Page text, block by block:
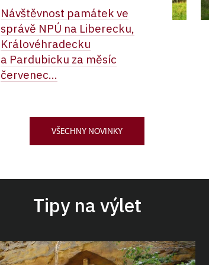
Návštěvnost památek ve
správě NPÚ na Liberecku,
Královéhradecku
a Pardubicku za měsíc
červenec...
VŠECHNY NOVINKY
Tipy na výlet